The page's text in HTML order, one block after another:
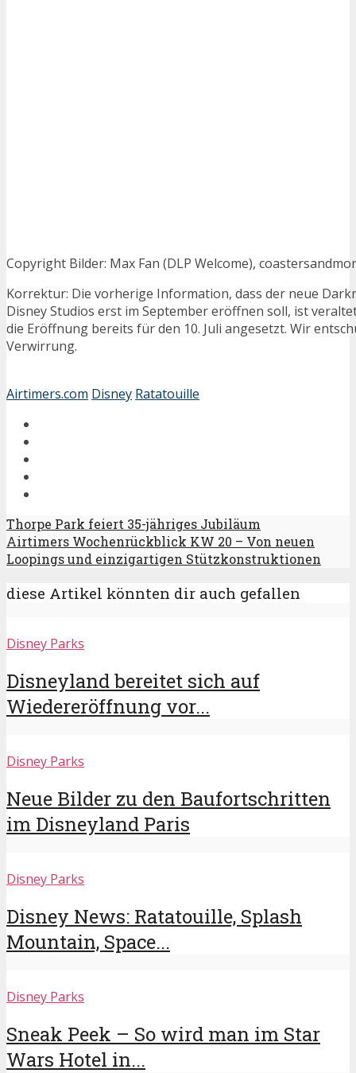
Copyright Bilder: Max Fan (DLP Welcome),
Korrektur: Die vorherige Information, dass der neue
Disney Studios erst im September eröffnen soll, ist
die Eröffnung bereits für den 10. Juli angesetzt. Wir
Verwirrung.
Airtimers.com Disney Ratatouille
Thorpe Park feiert 35-jähriges Jubiläum
Airtimers Wochenrückblick KW 20 – Von neuen
Loopings und einzigartigen Stützkonstruktionen
diese Artikel könnten dir auch gefallen
Disney Parks
Disneyland bereitet sich auf
Wiedereröffnung vor...
Disney Parks
Neue Bilder zu den Baufortschritten
im Disneyland Paris
Disney Parks
Disney News: Ratatouille, Splash
Mountain, Space...
Disney Parks
Sneak Peek – So wird man im Star
Wars Hotel in...